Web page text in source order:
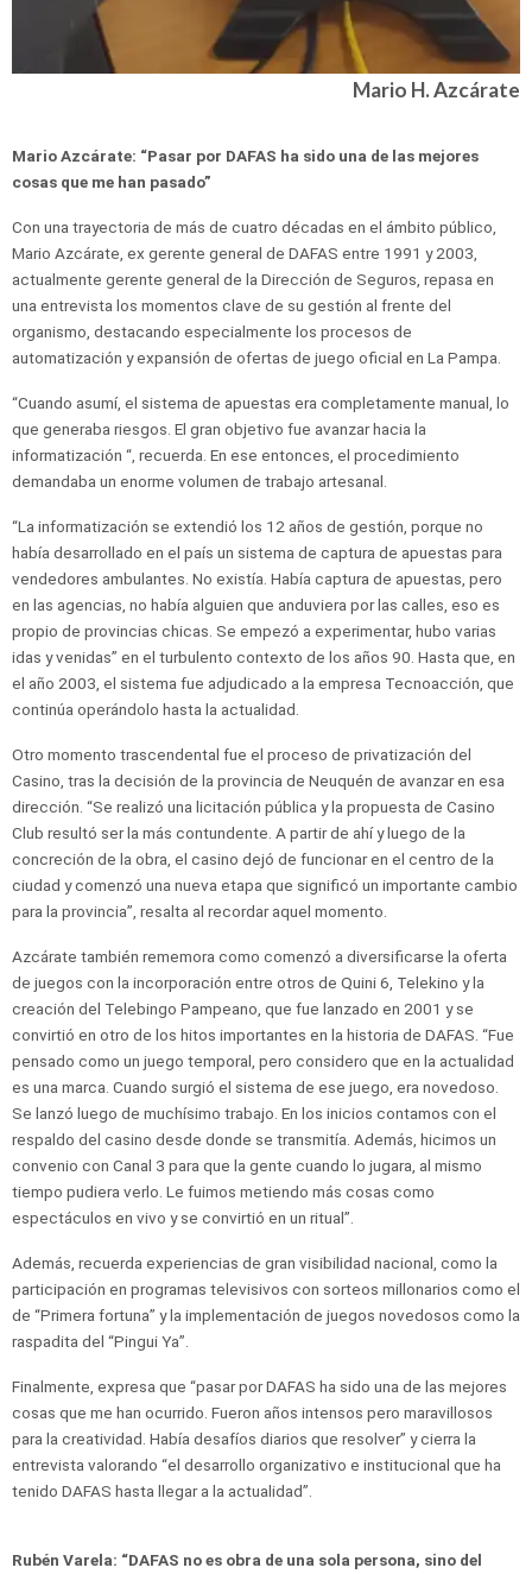
Mario H. Azcárate
Mario Azcárate: “Pasar por DAFAS ha sido una de las mejores
cosas que me han pasado”
Con una trayectoria de más de cuatro décadas en el ámbito público,
Mario Azcárate, ex gerente general de DAFAS entre 1991 y 2003,
actualmente gerente general de la Dirección de Seguros, repasa en
una entrevista los momentos clave de su gestión al frente del
organismo, destacando especialmente los procesos de
automatización y expansión de ofertas de juego oficial en La Pampa.
“Cuando asumí, el sistema de apuestas era completamente manual, lo
que generaba riesgos. El gran objetivo fue avanzar hacia la
informatización “, recuerda. En ese entonces, el procedimiento
demandaba un enorme volumen de trabajo artesanal.
“La informatización se extendió los 12 años de gestión, porque no
había desarrollado en el país un sistema de captura de apuestas para
vendedores ambulantes. No existía. Había captura de apuestas, pero
en las agencias, no había alguien que anduviera por las calles, eso es
propio de provincias chicas. Se empezó a experimentar, hubo varias
idas y venidas” en el turbulento contexto de los años 90. Hasta que, en
el año 2003, el sistema fue adjudicado a la empresa Tecnoacción, que
continúa operándolo hasta la actualidad.
Otro momento trascendental fue el proceso de privatización del
Casino, tras la decisión de la provincia de Neuquén de avanzar en esa
dirección. “Se realizó una licitación pública y la propuesta de Casino
Club resultó ser la más contundente. A partir de ahí y luego de la
concreción de la obra, el casino dejó de funcionar en el centro de la
ciudad y comenzó una nueva etapa que significó un importante cambio
para la provincia”, resalta al recordar aquel momento.
Azcárate también rememora como comenzó a diversificarse la oferta
de juegos con la incorporación entre otros de Quini 6, Telekino y la
creación del Telebingo Pampeano, que fue lanzado en 2001 y se
convirtió en otro de los hitos importantes en la historia de DAFAS. “Fue
pensado como un juego temporal, pero considero que en la actualidad
es una marca. Cuando surgió el sistema de ese juego, era novedoso.
Se lanzó luego de muchísimo trabajo. En los inicios contamos con el
respaldo del casino desde donde se transmitía. Además, hicimos un
convenio con Canal 3 para que la gente cuando lo jugara, al mismo
tiempo pudiera verlo. Le fuimos metiendo más cosas como
espectáculos en vivo y se convirtió en un ritual”.
Además, recuerda experiencias de gran visibilidad nacional, como la
participación en programas televisivos con sorteos millonarios como el
de “Primera fortuna” y la implementación de juegos novedosos como la
raspadita del “Pingui Ya”.
Finalmente, expresa que “pasar por DAFAS ha sido una de las mejores
cosas que me han ocurrido. Fueron años intensos pero maravillosos
para la creatividad. Había desafíos diarios que resolver” y cierra la
entrevista valorando “el desarrollo organizativo e institucional que ha
tenido DAFAS hasta llegar a la actualidad”.
Rubén Varela: “DAFAS no es obra de una sola persona, sino del